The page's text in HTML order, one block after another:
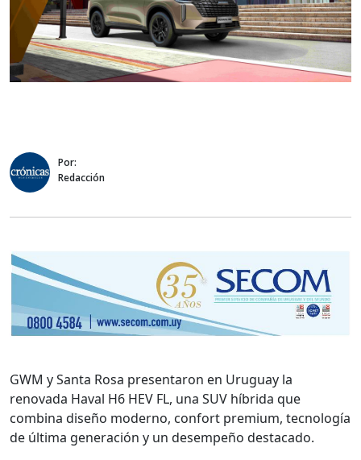
Por:
Redacción
GWM y Santa Rosa presentaron en Uruguay la
renovada Haval H6 HEV FL, una SUV híbrida que
combina diseño moderno, confort premium, tecnología
de última generación y un desempeño destacado.